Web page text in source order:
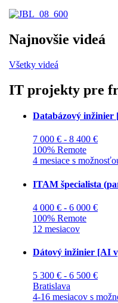
Najnovšie videá
Všetky videá
IT projekty pre
Databázový inžinier
7 000 € - 8 400 €
100% Remote
4 mesiace s
ITAM špecialista
4 000 € - 6 000 €
100% Remote
12 mesiacov
Dátový inžinier [AI
5 300 € - 6 500 €
Bratislava
4-16 mesiacov s